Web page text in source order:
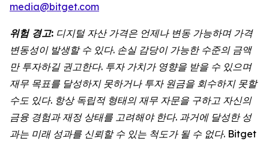
media@bitget.com
위험 경고: 디지털 자산 가격은 언제나 변동 가능하며 가격
변동성이 발생할 수 있다. 손실 감당이 가능한 수준의 금액
만 투자하길 권고한다. 투자 가치가 영향을 받을 수 있으며
재무 목표를 달성하지 못하거나 투자 원금을 회수하지 못할
수도 있다. 항상 독립적 형태의 재무 자문을 구하고 자신의
금융 경험과 재정 상태를 고려해야 한다. 과거에 달성한 성
과는 미래 성과를 신뢰할 수 있는 척도가 될 수 없다. Bitget